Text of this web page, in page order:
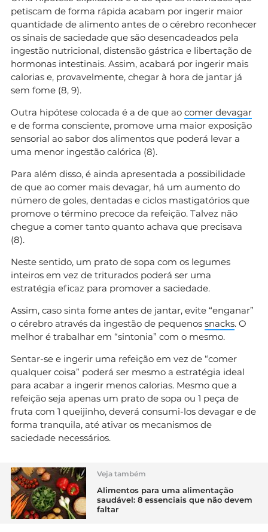
petiscam de forma rápida acabam por ingerir maior
quantidade de alimento antes de o cérebro reconhecer
os sinais de saciedade que são desencadeados pela
ingestão nutricional, distensão gástrica e libertação de
hormonas intestinais. Assim, acabará por ingerir mais
calorias e, provavelmente, chegar à hora de jantar já
sem fome (8, 9).
Outra hipótese colocada é a de que ao comer devagar
e de forma consciente, promove uma maior exposição
sensorial ao sabor dos alimentos que poderá levar a
uma menor ingestão calórica (8).
Para além disso, é ainda apresentada a possibilidade
de que ao comer mais devagar, há um aumento do
número de goles, dentadas e ciclos mastigatórios que
promove o término precoce da refeição. Talvez não
chegue a comer tanto quanto achava que precisava
(8).
Neste sentido, um prato de sopa com os legumes
inteiros em vez de triturados poderá ser uma
estratégia eficaz para promover a saciedade.
Assim, caso sinta fome antes de jantar, evite “enganar”
o cérebro através da ingestão de pequenos snacks. O
melhor é trabalhar em “sintonia” com o mesmo.
Sentar-se e ingerir uma refeição em vez de “comer
qualquer coisa” poderá ser mesmo a estratégia ideal
para acabar a ingerir menos calorias. Mesmo que a
refeição seja apenas um prato de sopa ou 1 peça de
fruta com 1 queijinho, deverá consumi-los devagar e de
forma tranquila, até ativar os mecanismos de
saciedade necessários.
Veja também
Alimentos para uma alimentação
saudável: 8 essenciais que não devem
faltar